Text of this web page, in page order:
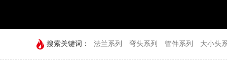
搜索关键词： 法兰系列 弯头系列 管件系列 大小头